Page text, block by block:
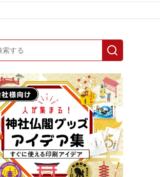
イベント
人事・移転・異動・訃報
集
2022 検査・校正特集